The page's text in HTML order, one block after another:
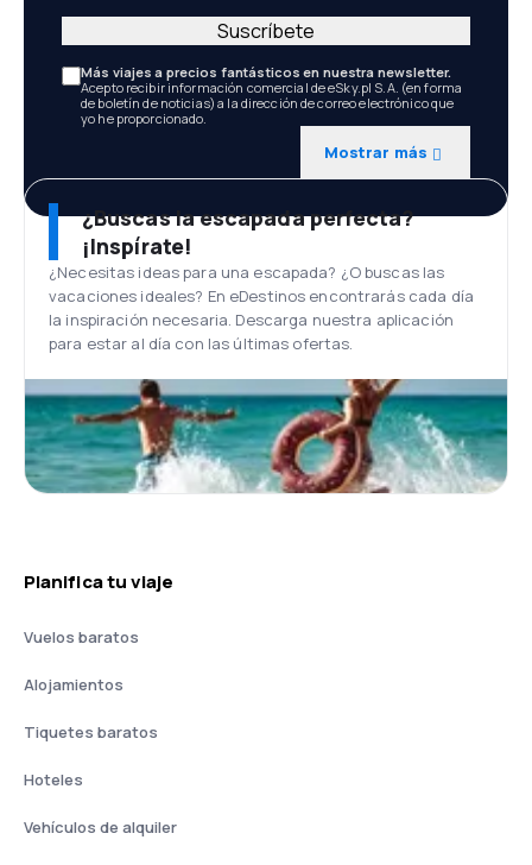
Más viajes a precios fantásticos en nuestra newsletter.
Acepto recibir información comercial de eSky.pl S.A. (en forma
de boletín de noticias) a la dirección de correo electrónico que
yo he proporcionado.
Mostrar más
Suscríbete
¿Buscas la escapada perfecta?
¡Inspírate!
¿Necesitas ideas para una escapada? ¿O buscas las
vacaciones ideales? En eDestinos encontrarás cada día
la inspiración necesaria. Descarga nuestra aplicación
para estar al día con las últimas ofertas.
Planifica tu viaje
Vuelos baratos
Alojamientos
Tiquetes baratos
Hoteles
Vehículos de alquiler